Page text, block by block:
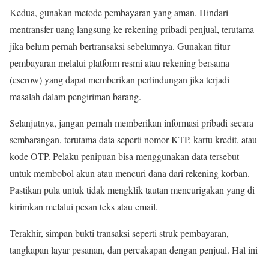
Kedua, gunakan metode pembayaran yang aman. Hindari
mentransfer uang langsung ke rekening pribadi penjual, terutama
jika belum pernah bertransaksi sebelumnya. Gunakan fitur
pembayaran melalui platform resmi atau rekening bersama
(escrow) yang dapat memberikan perlindungan jika terjadi
masalah dalam pengiriman barang.
Selanjutnya, jangan pernah memberikan informasi pribadi secara
sembarangan, terutama data seperti nomor KTP, kartu kredit, atau
kode OTP. Pelaku penipuan bisa menggunakan data tersebut
untuk membobol akun atau mencuri dana dari rekening korban.
Pastikan pula untuk tidak mengklik tautan mencurigakan yang di
kirimkan melalui pesan teks atau email.
Terakhir, simpan bukti transaksi seperti struk pembayaran,
tangkapan layar pesanan, dan percakapan dengan penjual. Hal ini